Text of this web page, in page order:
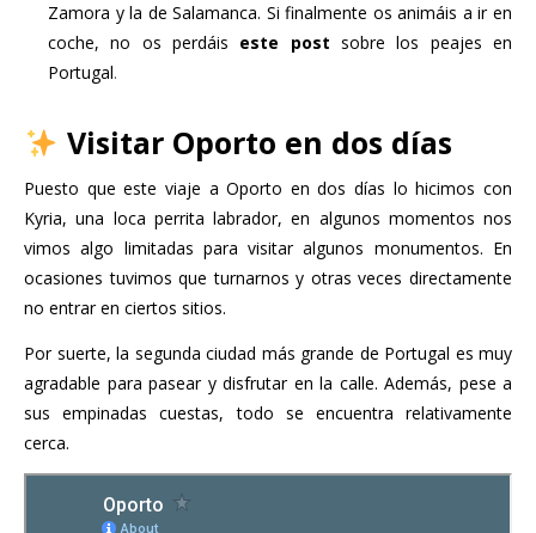
Zamora y la de Salamanca. Si finalmente os animáis a ir en
coche, no os perdáis este post sobre los peajes en
Portugal.
Visitar Oporto en dos días
Puesto que este viaje a Oporto en dos días lo hicimos con
Kyria, una loca perrita labrador, en algunos momentos nos
vimos algo limitadas para visitar algunos monumentos. En
ocasiones tuvimos que turnarnos y otras veces directamente
no entrar en ciertos sitios.
Por suerte, la segunda ciudad más grande de Portugal es muy
agradable para pasear y disfrutar en la calle. Además, pese a
sus empinadas cuestas, todo se encuentra relativamente
cerca.